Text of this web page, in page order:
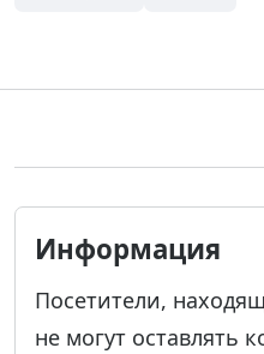
Информация
Посетители,
не могут оставлять